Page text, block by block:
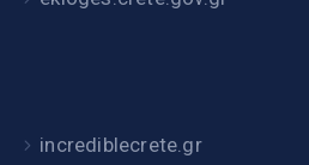
incrediblecrete.gr